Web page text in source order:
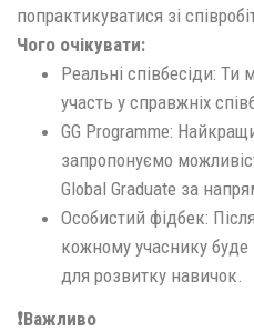
попрактикуватися зі
Чого очікувати:
Реальні співбесіди:
участь у справжніх
GG Programme:
запропонуємо
Global Graduate за
Особистий фідбек:
кожному учаснику
для розвитку навичок.
❗️Важливо